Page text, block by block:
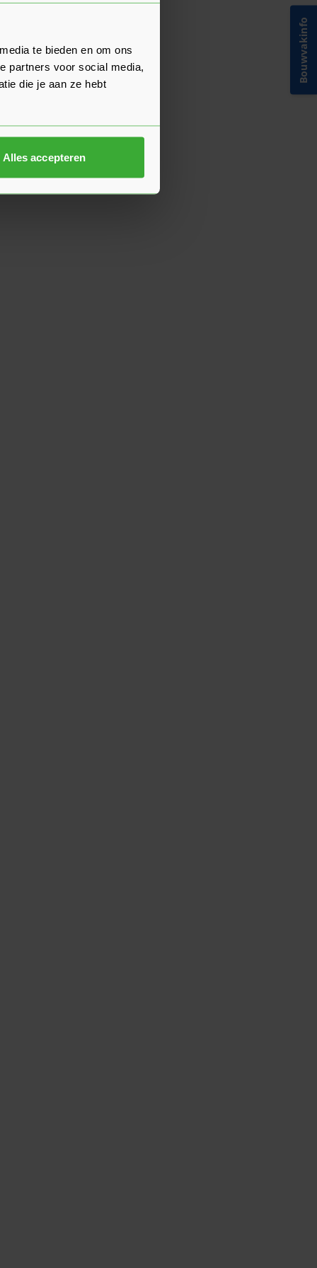
te bieden en om ons
partners voor social media,
die je aan ze hebt
Alles accepteren
Bouwvakinfo